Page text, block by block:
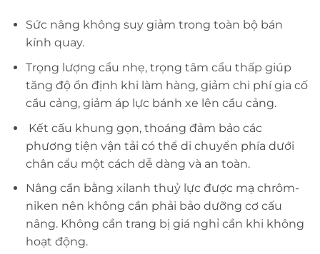
Sức nâng không suy giảm trong toàn bộ bán
kính quay.
Trọng lượng cẩu nhẹ, trọng tâm cẩu thấp giúp
tăng độ ổn định khi làm hàng, giảm chi phí gia cố
cầu cảng, giảm áp lực bánh xe lên cầu cảng.
Kết cấu khung gọn, thoáng đảm bảo các
phương tiện vận tải có thể di chuyển phía dưới
chân cẩu một cách dễ dàng và an toàn.
Nâng cần bằng xilanh thuỷ lực được mạ chrôm-
niken nên không cần phải bảo dưỡng cơ cấu
nâng. Không cần trang bị giá nghỉ cần khi không
hoạt động.